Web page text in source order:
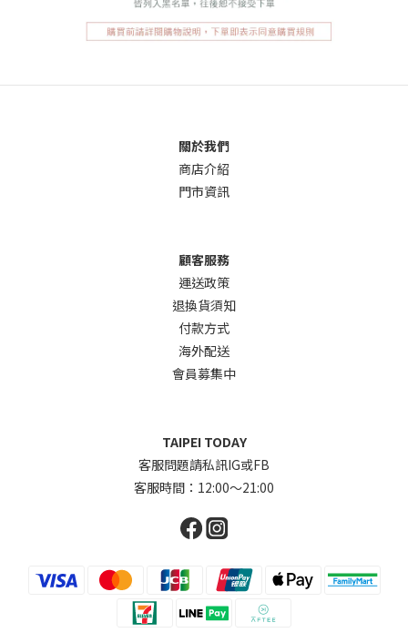
關於我們
商店介紹
門市資訊
顧客服務
運送政策
退換貨須知
付款方式
海外配送
會員募集中
TAIPEI TODAY
客服問題請私訊IG或FB
客服時間：12:00～21:00